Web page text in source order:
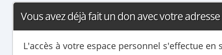
Vous avez déjà fait un don avec votre adresse
L'accès à votre espace personnel s'effectue